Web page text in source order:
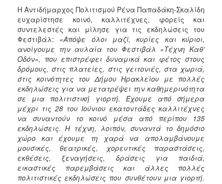
Η Αντιδήμαρχος Πολιτισμού Ρένα Παπαδάκη-Σκαλίδη
ευχαρίστησε κοινό, καλλιτέχνες, φορείς και
συντελεστές και μίλησε για τις εκδηλώσεις του
Φεστιβάλ: «Απόψε όλοι μαζί, κυρίες και κύριοι,
ανοίγουμε την αυλαία του Φεστιβάλ «Τέχνη Καθ’
Οδόν», που επιστρέφει δυναμικά και φέτος στους
δρόμους, στις πλατείες, στις γειτονιές, στα χωριά,
στις κοινότητες του Δήμου Ηρακλείου με πολλές
εκδηλώσεις για να μετατρέψει την καθημερινότητα
σε μια πολιτιστική γιορτή. Έχουμε από σήμερα
μέχρι τις 28 του Ιούνιου εκατοντάδες καλλιτέχνες
να συναντούν το κοινό μέσα από περίπου 135
εκδηλώσεις. Η τέχνη, λοιπόν, συναντά το δημόσιο
χώρο και έχουμε τη χαρά να απολαμβάνουμε
μουσικές, θεατρικές, χορευτικές παραστάσεις,
εκθέσεις, ξεναγήσεις, δράσεις για παιδιά,
εικαστικές παρεμβάσεις και άλλες πολλές
πολιτιστικές εκδηλώσεις που συνθέτουν μια γιορτή.